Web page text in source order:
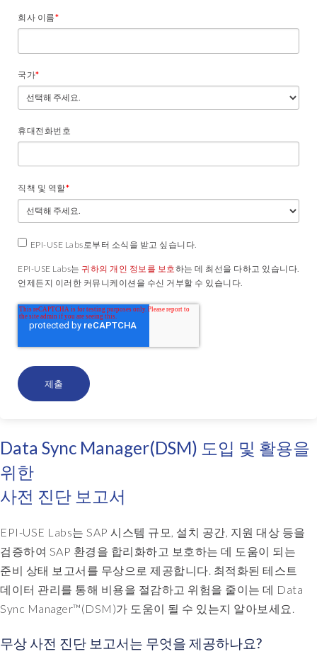
Data Sync Manager(DSM) 도입 및 활용을
위한
사전 진단 보고서
EPI-USE Labs는 SAP 시스템 규모, 설치 공간, 지원 대상 등을
검증하여 SAP 환경을 합리화하고 보호하는 데 도움이 되는
준비 상태 보고서를 무상으로 제공합니다. 최적화된 테스트
데이터 관리를 통해 비용을 절감하고 위험을 줄이는 데 Data
Sync Manager™(DSM)가 도움이 될 수 있는지 알아보세요.
무상 사전 진단 보고서는 무엇을 제공하나요?
회사 이름*
국가*
휴대전화번호
직책 및 역할*
EPI-USE Labs로부터 소식을 받고 싶습니다.
EPI-USE Labs는 귀하의 개인 정보를 보호하는 데 최선을 다하고 있습니다.
언제든지 이러한 커뮤니케이션을 수신 거부할 수 있습니다.